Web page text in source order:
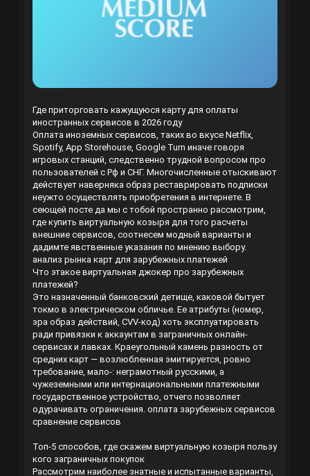
Где приторговать кажущуюся карту для оплаты
иностранных сервисов в 2026 году
Оплата иноземных сервисов, таких во вкусе Netflix,
Spotify, App Storehouse, Google Turn иначе говоря
игровых станций, следственно трудной вопросом про
пользователей с Рф и СНГ. Многочисленные отыскивают
действует наверняка образ реставрировать подписки
неужто осуществлять приобретения в интернете. В
сеющей посте да мы с тобой пространно рассмотрим,
где купить виртуальную козыря для того расчеты
внешние сервисов, соотнесем модный варианты и
дадимте явственные указания по мнению выбору.
анализ рынка карт для зарубежных платежей
Что этакое виртуальная джокер про зарубежных
платежей?
Это назначенный банковский детище, каковой бытует
токмо в электрическом обличье. Ее атрибуты (номер,
эра образ действий, CVV-код) хоть эксплуатировать
ради привязки к аккаунтам в заграничных онлайн-
сервисах и лавках. Краеугольный камень разность от
средних карт — возлюбленная эмитируется, ровно
требование, мало-: неграмотный русскими, а
чужеземными или интернациональными платежными
государственное устройство, отчего позволяет
одурачивать ограничения. оплата зарубежных сервисов
сравнение сервисов
Топ-5 способов, где скажем виртуальную козыря пользу
кого заграничных покупок
Рассмотрим наиболее знатные и испытанные варианты,